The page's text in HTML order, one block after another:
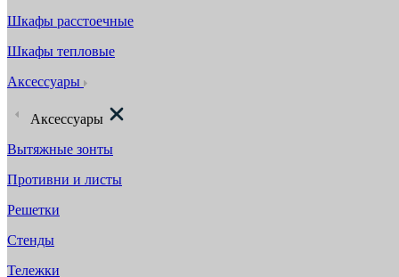
Шкафы расстоечные
Шкафы тепловые
Аксессуары
Аксессуары
Вытяжные зонты
Противни и листы
Решетки
Стенды
Тележки